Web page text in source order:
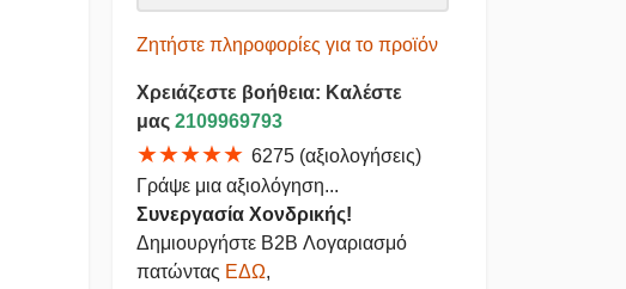
Ζητήστε πληροφορίες για το προϊόν
Χρειάζεστε βοήθεια: Καλέστε
μας 2109969793
★★★★★ 6275 (αξιολογήσεις)
Γράψε μια αξιολόγηση...
Συνεργασία Χονδρικής!
Δημιουργήστε B2B Λογαριασμό
πατώντας ΕΔΩ,